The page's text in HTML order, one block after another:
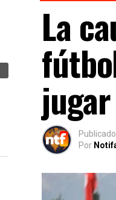
La
Publicado
Por